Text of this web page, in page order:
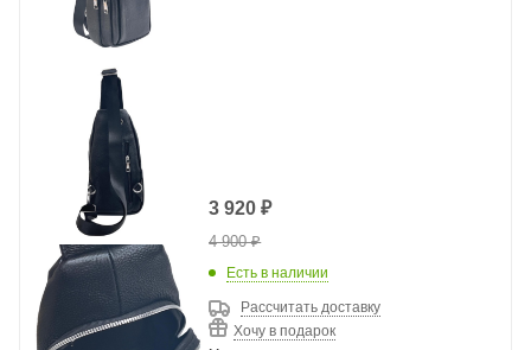
3 920 ₽
4 900₽
Есть в наличии
Рассчитать доставку
Хочу в подарок